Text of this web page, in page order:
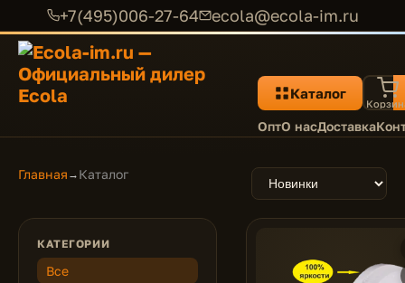
+7(495)006-27-64 ecola@ecola-im.ru
Каталог
ОптО насДоставка
Главная → Каталог
КАТЕГОРИИ
Все